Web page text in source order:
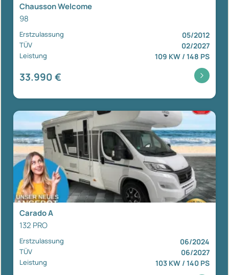
Chausson Welcome
98
Erstzulassung 05/2012
TÜV 02/2027
Leistung 109 KW / 148 PS
33.990 €
Carado A
132 PRO
Erstzulassung 06/2024
TÜV 06/2027
Leistung 103 KW / 140 PS